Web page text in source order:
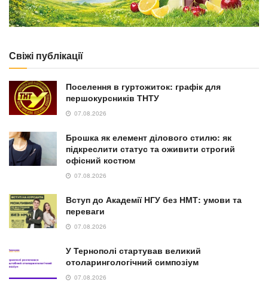
Свіжі публікації
Поселення в гуртожиток: графік для
першокурсників ТНТУ
07.08.2026
Брошка як елемент ділового стилю: як
підкреслити статус та оживити строгий
офісний костюм
07.08.2026
Вступ до Академії НГУ без НМТ: умови та
переваги
07.08.2026
У Тернополі стартував великий
отоларингологічний симпозіум
07.08.2026